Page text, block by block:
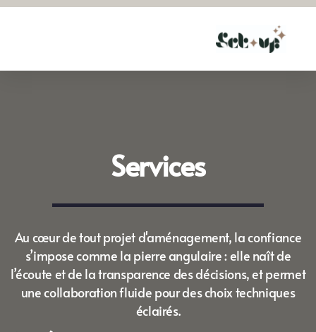
Services
Au cœur de tout projet d'aménagement, la confiance
s’impose comme la pierre angulaire : elle naît de
l’écoute et de la transparence des décisions, et permet
une collaboration fluide pour des choix techniques
éclairés.